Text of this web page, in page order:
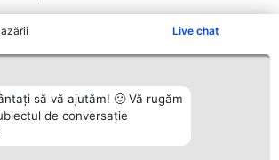
Live chat
să vă ajutăm! 🙂 Vă rugăm
de conversație